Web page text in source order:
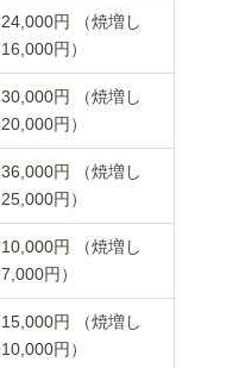
24,000円
（焼増し
16,000円）
30,000円
（焼増し
20,000円）
36,000円
（焼増し
25,000円）
10,000円
（焼増し
7,000円）
15,000円
（焼増し
10,000円）